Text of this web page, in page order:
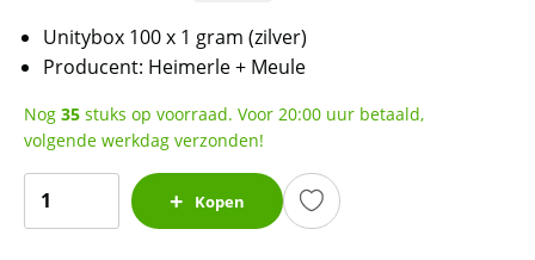
Unitybox 100 x 1 gram (zilver)
Producent: Heimerle + Meule
Nog 35 stuks op voorraad. Voor 20:00 uur betaald,
volgende werkdag verzonden!
gram
Kopen